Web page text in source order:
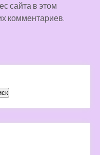
сайта в этом
комментариев.